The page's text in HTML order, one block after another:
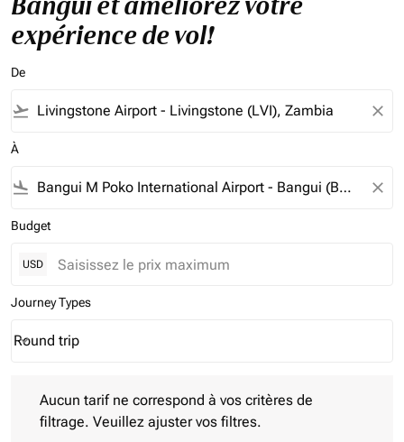
expérience de vol!
De
flight_takeoff close
À
flight_land close
Budget
USD
Journey Types
Journey Types option Round trip Selected
Round trip
keyboard_arrow_down
Aucun tarif ne correspond à vos critères de
filtrage. Veuillez ajuster vos filtres.